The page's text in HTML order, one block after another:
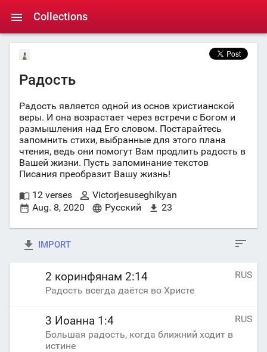
Collections
Радость
Радость является одной из основ христианской
веры. И она возрастает через встречи с Богом и
размышления над Его словом. Постарайтесь
запомнить стихи, выбранные для этого плана
чтения, ведь они помогут Вам продлить радость в
Вашей жизни. Пусть запоминание текстов
Писания преобразит Вашу жизнь!
12 verses
Victorjesuseghikyan
Aug. 8, 2020
Русский 23
IMPORT
2 коринфянам 2:14 RUS
Радость всегда даётся во Христе
3 Иоанна 1:4 RUS
Большая радость, когда ближний ходит в
истине